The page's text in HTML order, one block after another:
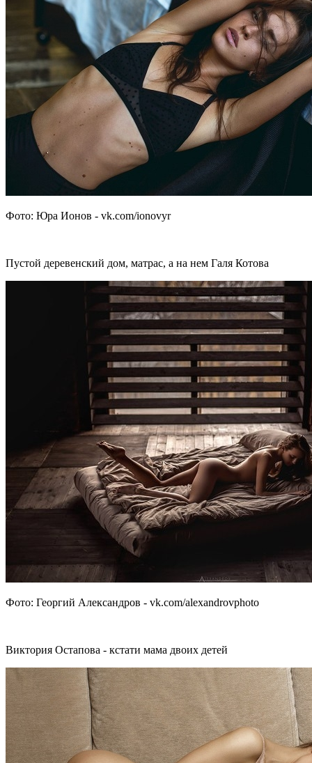
Фото: Юра Ионов - vk.com/ionovyr
Пустой деревенский дом, матрас, а на нем Галя Котова
Фото: Георгий Александров - vk.com/alexandrovphoto
Виктория Остапова - кстати мама двоих детей